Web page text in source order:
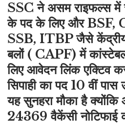
SSC ने असम राइफल्स
के पद के लिए और BSF,
SSB, ITBP जैसे
बलों ( CAPF) में कांस्टेबल
लिए आवेदन लिंक एक्टिव
सिपाही का पद 10 वीं पास
यह सुनहरा मौका है
24369 वैकेंसी नोटिफाई